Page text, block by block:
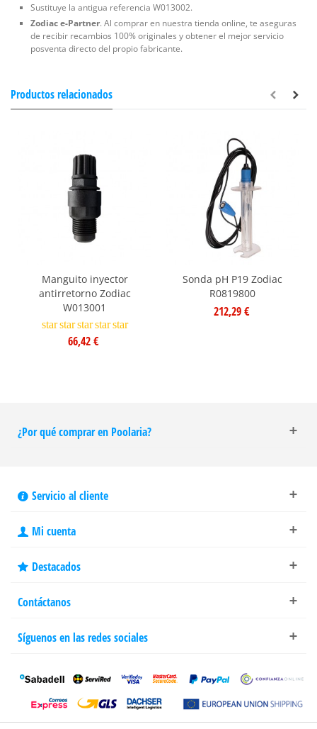
Sustituye la antigua referencia W013002.
Zodiac e-Partner. Al comprar en nuestra tienda online, te aseguras
de recibir recambios 100% originales y obtener el mejor servicio
posventa directo del propio fabricante.
Productos relacionados
Manguito inyector
antirretorno Zodiac
W013001
star star star star star
66,42 €
Sonda pH P19 Zodiac
R0819800
212,29 €
¿Por qué comprar en Poolaria?
Servicio al cliente
Mi cuenta
Destacados
Contáctanos
Síguenos en las redes sociales